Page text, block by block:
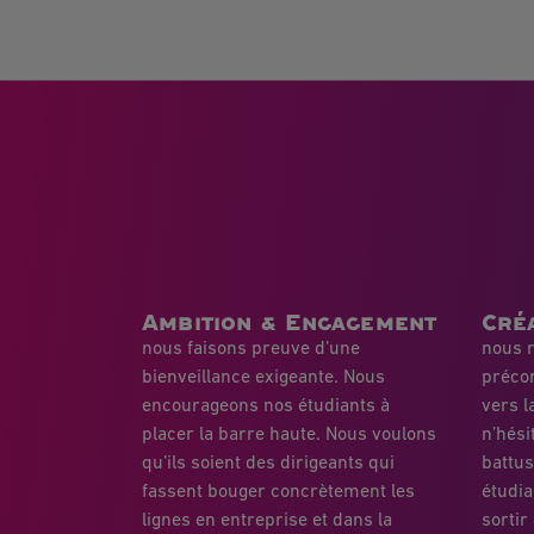
Ambition & Engagement
nous faisons preuve d’une
bienveillance exigeante. Nous
encourageons nos étudiants à
placer la barre haute. Nous voulons
qu’ils soient des dirigeants qui
fassent bouger concrètement les
lignes en entreprise et dans la
nous
vers
sortir